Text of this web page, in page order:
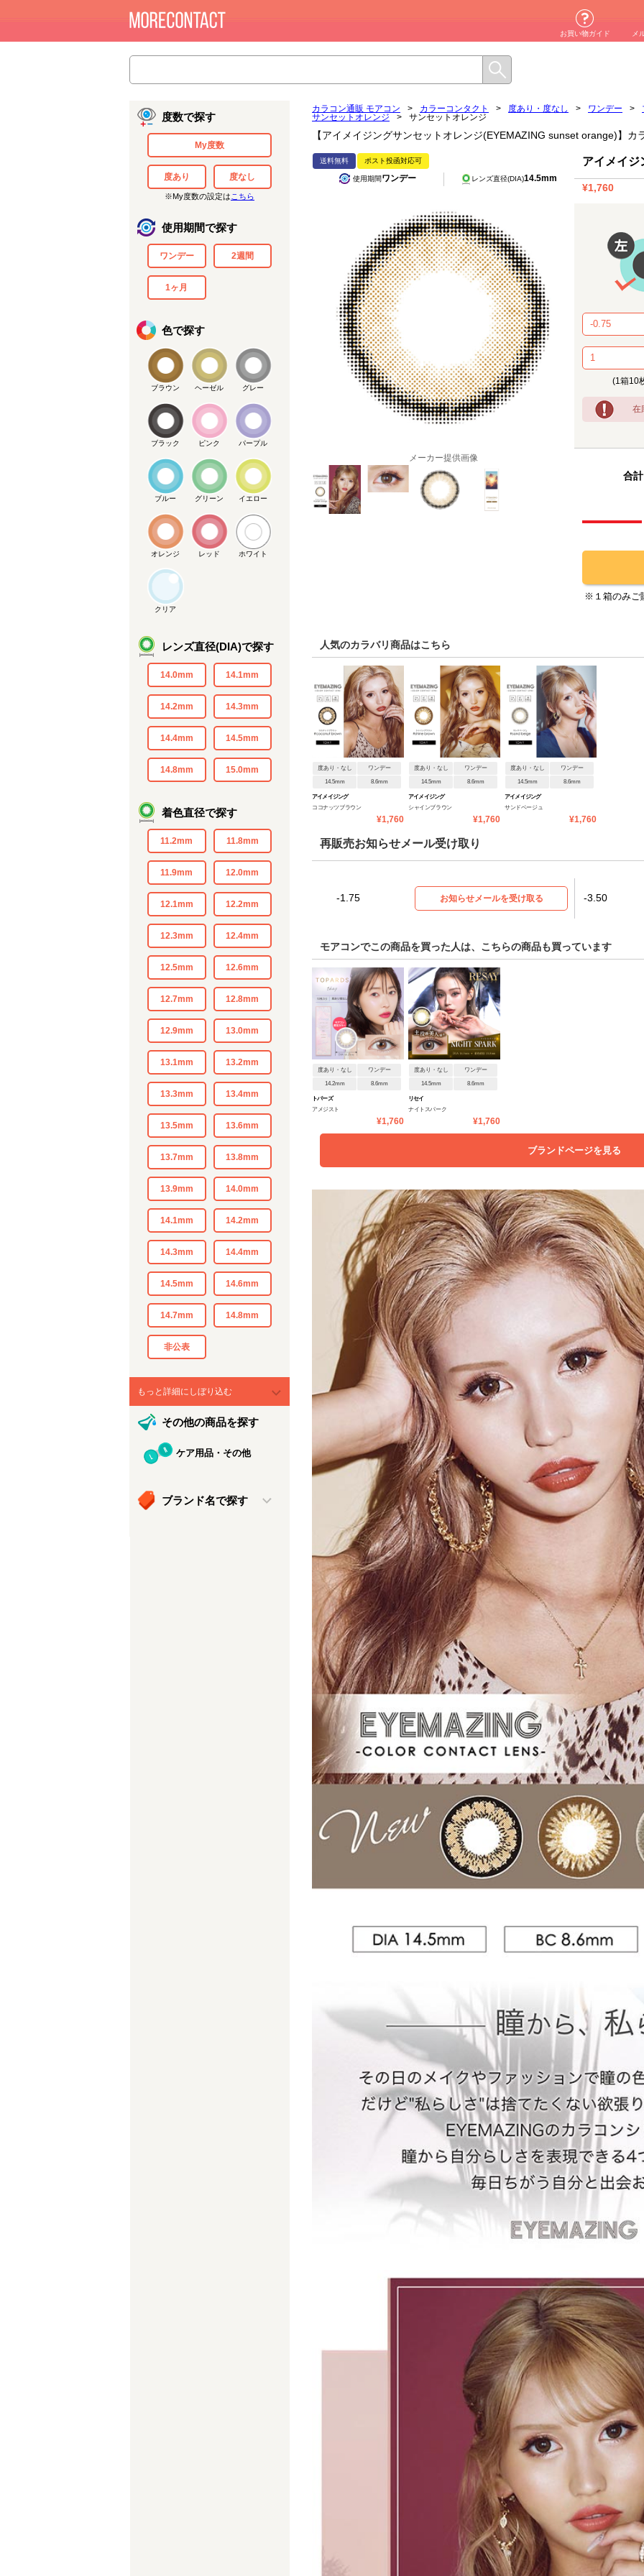
お買い物ガイド メ
度数で探す
My度数
度あり 度なし
※My度数の設定は こちら
使用期間で探す
ワンデー 2週間
1ヶ月
色で探す
ブラウン ヘーゼル グレー
ブラック ピンク パープル
ブルー グリーン イエロー
オレンジ レッド ホワイト
クリア
レンズ直径(DIA)で探す
14.0mm 14.1mm
14.2mm 14.3mm
14.4mm 14.5mm
14.8mm 15.0mm
着色直径で探す
11.2mm 11.8mm
11.9mm 12.0mm
12.1mm 12.2mm
12.3mm 12.4mm
12.5mm 12.6mm
12.7mm 12.8mm
12.9mm 13.0mm
13.1mm 13.2mm
13.3mm 13.4mm
13.5mm 13.6mm
13.7mm 13.8mm
13.9mm 14.0mm
14.1mm 14.2mm
14.3mm 14.4mm
14.5mm 14.6mm
14.7mm 14.8mm
非公表
もっと詳細にしぼり込む
その他の商品を探す
ケア用品・その他
ブランド名で探す
カラコン通販 モアコン > カラーコンタクト > 度あり・度なし > ワンデー >
サンセットオレンジ
> サンセットオレンジ
【アイメイジングサンセットオレンジ(EYEMAZING sunset orange)】カ
送料無料 ポスト投函対応可
使用期間ワンデー レンズ直径(DIA)14.5mm
メーカー提供画像
アイメイジ
¥1,760
(1箱10
在
合
※１箱のみご
人気のカラバリ商品はこちら
度あり・なし ワンデー
14.5mm 8.6mm
アイメイジング
ココナッツブラウン
¥1,760
度あり・なし ワンデー
14.5mm 8.6mm
アイメイジング
シャインブラウン
¥1,760
度あり・なし ワンデー
14.5mm 8.6mm
アイメイジング
サンドベージュ
¥1,760
再販売お知らせメール受け取り
-1.75 お知らせメールを受け取る -3.50
モアコンでこの商品を買った人は、こちらの商品も買っています
度あり・なし ワンデー
14.2mm 8.6mm
トパーズ
アメジスト
¥1,760
度あり・なし ワンデー
14.5mm 8.6mm
リセイ
ナイトスパーク
¥1,760
ブランドページを見る